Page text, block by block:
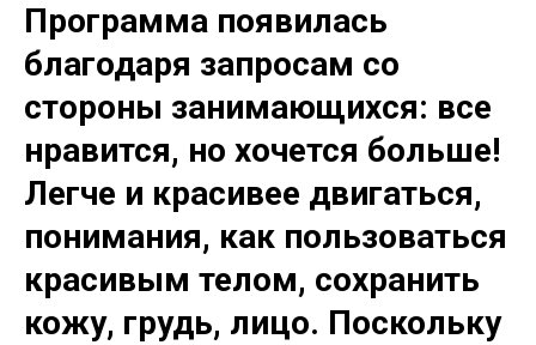
Программа появилась
благодаря запросам со
стороны занимающихся: все
нравится, но хочется больше!
Легче и красивее двигаться,
понимания, как пользоваться
красивым телом, сохранить
кожу, грудь, лицо. Поскольку